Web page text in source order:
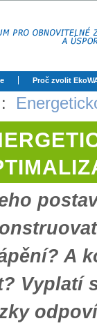
Proč zvolit
A
Vyplatí